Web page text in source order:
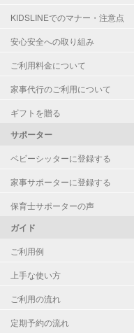
KIDSLINEでのマナー・注意点
安心安全への取り組み
ご利用料金について
家事代行のご利用について
ギフトを贈る
サポーター
ベビーシッターに登録する
家事サポーターに登録する
保育士サポーターの声
ガイド
ご利用例
上手な使い方
ご利用の流れ
定期予約の流れ